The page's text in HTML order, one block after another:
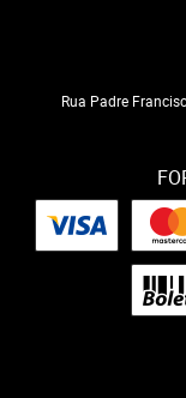
Rua Padre